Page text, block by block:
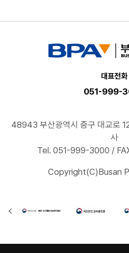
대표전화
051-999-
48943 부산광역시 중구 대교로
사
Tel. 051-999-3000 /
Copyright(C)Busan